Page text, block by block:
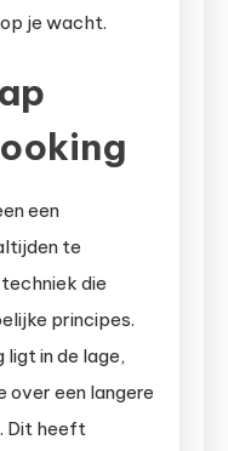
je wacht.
een
te
die
principes.
in de lage,
een langere
Dit heeft